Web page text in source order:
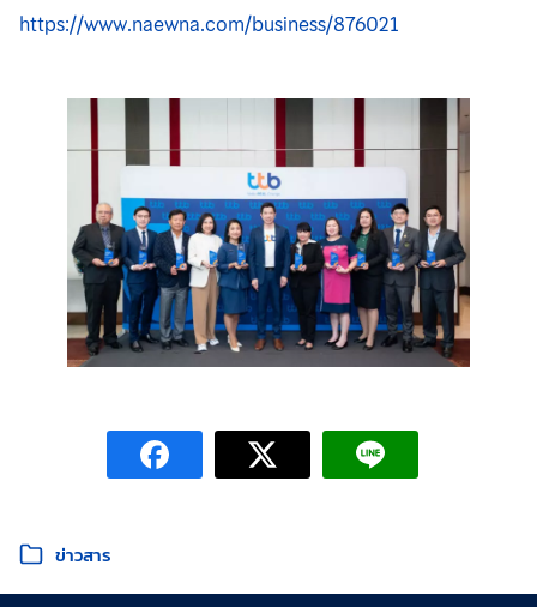
https://www.naewna.com/business/876021
หมวดหมู่:
ข่าวสาร